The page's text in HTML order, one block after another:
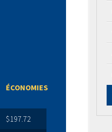
ÉCONOMIES
$197.72